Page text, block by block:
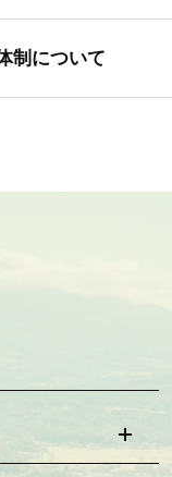
制について